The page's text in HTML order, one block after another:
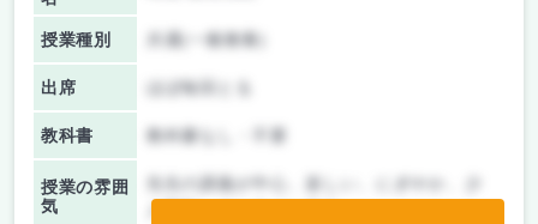
授業種別 共通(一般教養)
出席 ほぼ毎回とる
教科書 教科書なし・不要
授業の雰囲
気
先生の講義が中心、楽しい、にぎやか、少